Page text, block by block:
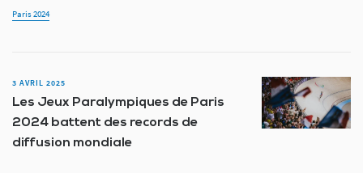
Paris 2024
3 AVRIL 2025
Les Jeux Paralympiques de Paris
2024 battent des records de
diffusion mondiale